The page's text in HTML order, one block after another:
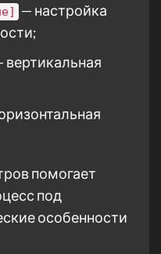
— настройка
вертикальная
помогает
под
особенности